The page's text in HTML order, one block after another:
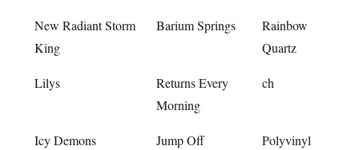
New Radiant Storm
King
Barium Springs
Rainbow
Quartz
Lilys
Returns Every
Morning
ch
Icy Demons Jump Off Polyvinyl